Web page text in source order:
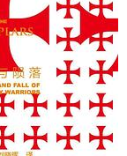
用户名/手机号/邮箱
登录密码
记住登录